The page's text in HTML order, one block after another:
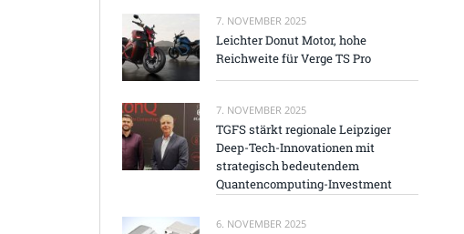
7. NOVEMBER 2025
Leichter Donut Motor, hohe
Reichweite für Verge TS Pro
7. NOVEMBER 2025
TGFS stärkt regionale Leipziger
Deep-Tech-Innovationen mit
strategisch bedeutendem
Quantencomputing-Investment
6. NOVEMBER 2025